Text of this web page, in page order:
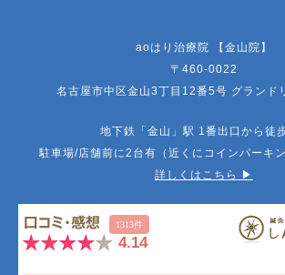
aoはり治療院 【金山院】
〒460-0022
名古屋市中区金山3丁目12番5号 グランド
地下鉄「金山」駅 1番出口から徒
駐車場/店舗前に2台有（近くにコインパーキ
詳しくはこちら ▶︎